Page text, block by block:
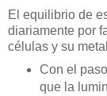
El equilibrio de
diariamente por
células y su
Con el
que la